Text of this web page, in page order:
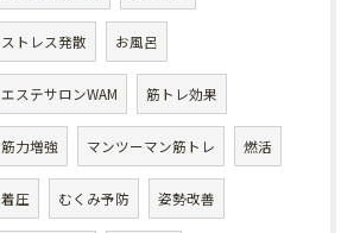
ストレス発散 お風呂
エステサロンWAM 筋トレ効果
筋力増強 マンツーマン筋トレ 燃活
着圧 むくみ予防 姿勢改善